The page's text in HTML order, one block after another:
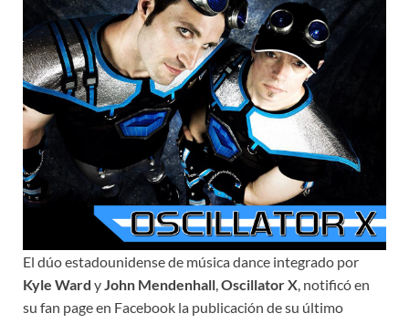
El dúo estadounidense de música dance integrado por
Kyle Ward yJohn Mendenhall,Oscillator X, notificó en
su fan page en Facebook la publicación de su último